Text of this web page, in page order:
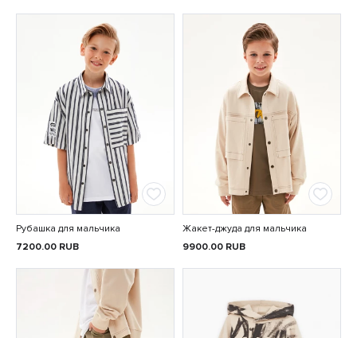
Рубашка для мальчика
7200.00 RUB
Жакет-джуда для мальчика
9900.00 RUB